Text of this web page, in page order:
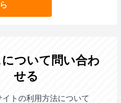
ついて問い合わ
せる
トの利用方法について